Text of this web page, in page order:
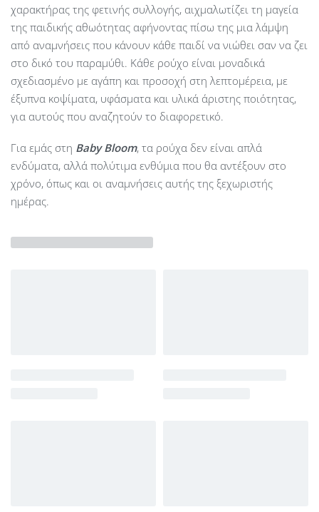
χαρακτήρας της φετινής συλλογής, αιχμαλωτίζει τη μαγεία
της παιδικής αθωότητας αφήνοντας πίσω της μια λάμψη
από αναμνήσεις που κάνουν κάθε παιδί να νιώθει σαν να ζει
στο δικό του παραμύθι. Κάθε ρούχο είναι μοναδικά
σχεδιασμένο με αγάπη και προσοχή στη λεπτομέρεια, με
έξυπνα κοψίματα, υφάσματα και υλικά άριστης ποιότητας,
για αυτούς που αναζητούν το διαφορετικό.
Για εμάς στη Baby Bloom, τα ρούχα δεν είναι απλά
ενδύματα, αλλά πολύτιμα ενθύμια που θα αντέξουν στο
χρόνο, όπως και οι αναμνήσεις αυτής της ξεχωριστής
ημέρας.